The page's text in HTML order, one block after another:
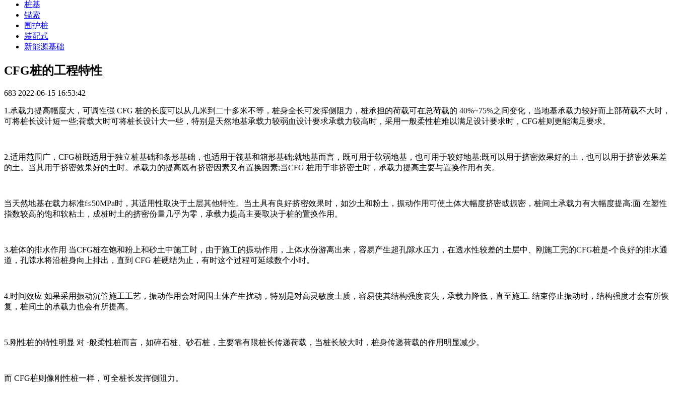
桩基
锚索
围护桩
装配式
新能源基础
CFG桩的工程特性
683 2022-06-15 16:53:42
1.承载力提高幅度大，可调性强 CFG 桩的长度可以从几米到二十多米不等，桩身全长可发挥侧阻力，桩承担的荷载可在总荷载的 40%~75%之间变化，当地基承载力较好而上部荷载不大时，
可将桩长设计短一些;荷载大时可将桩长设计大一些，特别是天然地基承载力较弱血设计要求承载力较高时，采用一般柔性桩难以满足设计要求时，CFG桩则更能满足要求。
2.适用范围广，CFG桩既适用于独立桩基础和条形基础，也适用于筏基和箱形基础;就地基而言，既可用于软弱地基，也可用于较好地基;既可以用于挤密效果好的土，也可以用于挤密效果差
的土。当其用于挤密效果好的土时。承载力的提高既有挤密因素又有置换因素;当CFG 桩用于非挤密土时，承载力提高主要与置换作用有关。
当天然地基在载力标准f≤50MPa时，其适用性取决于土层其他特性。当土具有良好挤密效果时，如沙土和粉土，振动作用可使土体大幅度挤密或振密，桩间土承载力有大幅度提高;面 在塑性
指数较高的饱和软粘土，成桩时土的挤密份量几乎为零，承载力提高主要取决于桩的置换作用。
3.桩体的排水作用 当CFG桩在饱和粉上和砂土中施工时，由于施工的振动作用，上体水份游离出来，容易产生超孔隙水压力，在透水性较差的土层中、刚施工完的CFG桩是-个良好的排水通
道，孔隙水将沿桩身向上排出，直到 CFG 桩硬结为止，有时这个过程可延续数个小时。
4.时间效应 如果采用振动沉管施工工艺，振动作用会对周围土体产生扰动，特别是对高灵敏度土质，容易使其结构强度丧失，承载力降低，直至施工. 结束停止振动时，结构强度才会有所恢
复，桩间土的承载力也会有所提高。
5.刚性桩的特性明显 对 ·般柔性桩而言，如碎石桩、砂石桩，主要靠有限桩长传递荷载，当桩长较大时，桩身传递荷载的作用明显减少。
而 CFG桩则像刚性桩一样，可全桩长发挥侧阻力。